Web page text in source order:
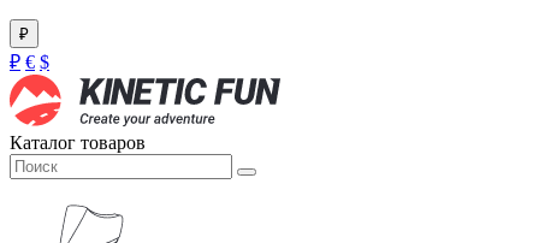
₽
₽ € $
Каталог товаров